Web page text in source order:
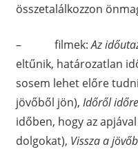
összetalálkozzon
– filmek:Az
eltűnik, határozatlan
sosem lehet előre
jövőből jön), Időről időre
időben, hogy az
dolgokat), Vissza a